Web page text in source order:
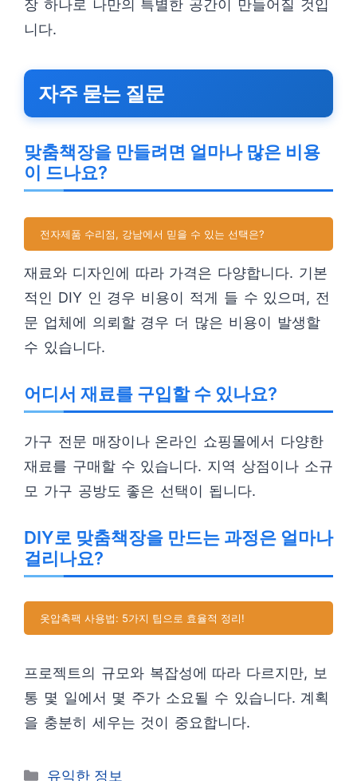
장 하나로 나만의 특별한 공간이 만들어질 것입
니다.
자주 묻는 질문
맞춤책장을 만들려면 얼마나 많은 비용
이 드나요?
전자제품 수리점, 강남에서 믿을 수 있는 선택은?
재료와 디자인에 따라 가격은 다양합니다. 기본
적인 DIY 인 경우 비용이 적게 들 수 있으며, 전
문 업체에 의뢰할 경우 더 많은 비용이 발생할
수 있습니다.
어디서 재료를 구입할 수 있나요?
가구 전문 매장이나 온라인 쇼핑몰에서 다양한
재료를 구매할 수 있습니다. 지역 상점이나 소규
모 가구 공방도 좋은 선택이 됩니다.
DIY로 맞춤책장을 만드는 과정은 얼마나
걸리나요?
옷압축팩 사용법: 5가지 팁으로 효율적 정리!
프로젝트의 규모와 복잡성에 따라 다르지만, 보
통 몇 일에서 몇 주가 소요될 수 있습니다. 계획
을 충분히 세우는 것이 중요합니다.
카
유익한 정보